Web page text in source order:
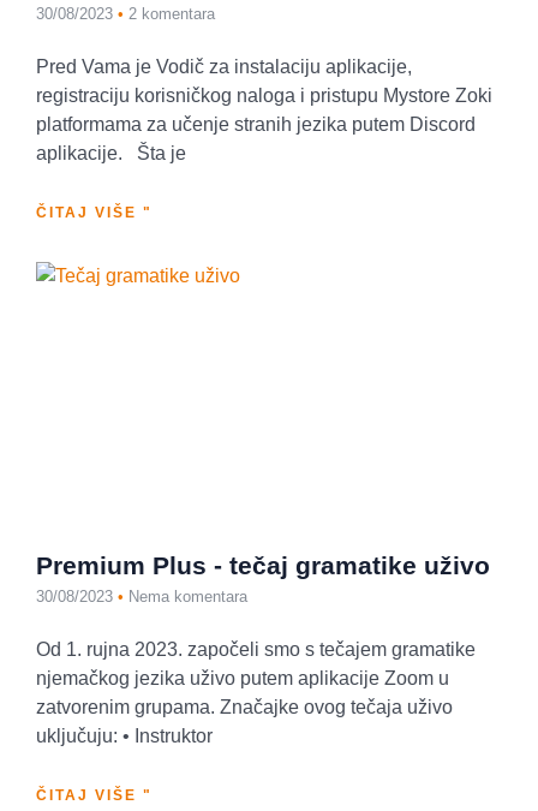
30/08/2023 2 komentara
Pred Vama je Vodič za instalaciju aplikacije,
registraciju korisničkog naloga i pristupu Mystore Zoki
platformama za učenje stranih jezika putem Discord
aplikacije. Šta je
ČITAJ VIŠE "
Premium Plus - tečaj gramatike uživo
30/08/2023 Nema komentara
Od 1. rujna 2023. započeli smo s tečajem gramatike
njemačkog jezika uživo putem aplikacije Zoom u
zatvorenim grupama. Značajke ovog tečaja uživo
uključuju: • Instruktor
ČITAJ VIŠE "